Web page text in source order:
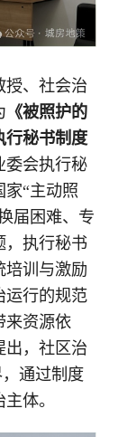
授、社会治
《被照护的
秘书制度
委会执行秘
“主动照
届困难、专
，执行秘书
培训与激励
运行的规范
来资源依
出，社区治
通过制度
体。